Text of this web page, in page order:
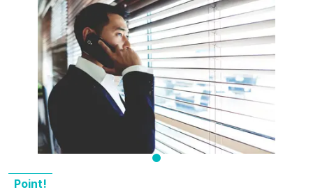
Point!